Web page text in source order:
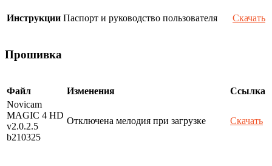
Инструкции Паспорт и руководство пользователя Скачать
Прошивка
Файл Изменения
Ссылка
Novicam
MAGIC 4 HD
v2.0.2.5
b210325
Отключена мелодия при загрузке Скачать